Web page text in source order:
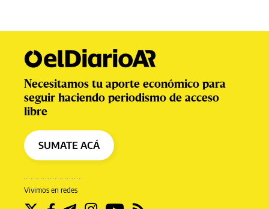
Vivimos en redes
Necesitamos tu aporte económico para
seguir haciendo periodismo de acceso
libre
SUMATE ACÁ